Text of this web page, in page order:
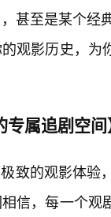
甚至是某个经
观影历史，
专属追剧空
致的观影体验
信，每一个